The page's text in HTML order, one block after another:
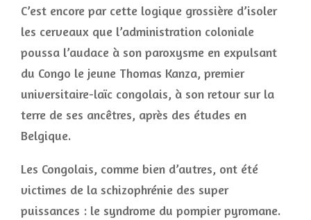
C’est encore par cette logique grossière d’isoler
les cerveaux que l’administration coloniale
poussa l’audace à son paroxysme en expulsant
du Congo le jeune Thomas Kanza, premier
universitaire-laïc congolais, à son retour sur la
terre de ses ancêtres, après des études en
Belgique.
Les Congolais, comme bien d’autres, ont été
victimes de la schizophrénie des super
puissances : le syndrome du pompier pyromane.